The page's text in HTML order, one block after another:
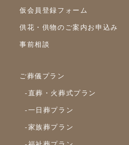
2023年2月
2023年1月
2022年12月
仮会員登録フォーム
供花・供物のご案内お申込み
事前相談
ご葬儀プラン
-直葬・火葬式プラン
-一日葬プラン
-家族葬プラン